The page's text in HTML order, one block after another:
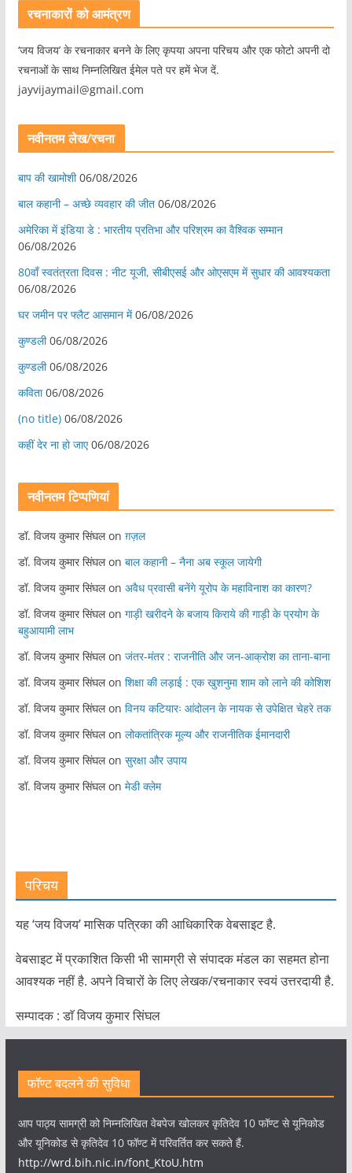
रचनाकारों को आमंत्रण
‘जय विजय’ के रचनाकार बनने के लिए कृपया अपना परिचय और एक फोटो अपनी दो
रचनाओं के साथ निम्नलिखित ईमेल पते पर हमें भेज दें.
jayvijaymail@gmail.com
नवीनतम लेख/रचना
बाप की खामोशी 06/08/2026
बाल कहानी – अच्छे व्यवहार की जीत 06/08/2026
अमेरिका में इंडिया डे : भारतीय प्रतिभा और परिश्रम का वैश्विक सम्मान
06/08/2026
80वाँ स्वतंत्रता दिवस : नीट यूजी, सीबीएसई और ओएसएम में सुधार की आवश्यकता
06/08/2026
घर जमीन पर फ्लैट आसमान में 06/08/2026
कुण्डली 06/08/2026
कुण्डली 06/08/2026
कविता 06/08/2026
(no title) 06/08/2026
कहीं देर ना हो जाए 06/08/2026
नवीनतम टिप्पणियां
डॉ. विजय कुमार सिंघलon ग़ज़ल
डॉ. विजय कुमार सिंघलon बाल कहानी – नैना अब स्कूल जायेगी
डॉ. विजय कुमार सिंघलon अवैध प्रवासी बनेंगे यूरोप के महाविनाश का कारण?
डॉ. विजय कुमार सिंघलon गाड़ी खरीदने के बजाय किराये की गाड़ी के प्रयोग के
बहुआयामी लाभ
डॉ. विजय कुमार सिंघलon जंतर-मंतर : राजनीति और जन-आक्रोश का ताना-बाना
डॉ. विजय कुमार सिंघलon शिक्षा की लड़ाई : एक खुशनुमा शाम को लाने की कोशिश
डॉ. विजय कुमार सिंघलon विनय कटियारः आंदोलन के नायक से उपेक्षित चेहरे तक
डॉ. विजय कुमार सिंघलon लोकतांत्रिक मूल्य और राजनीतिक ईमानदारी
डॉ. विजय कुमार सिंघलon सुरक्षा और उपाय
डॉ. विजय कुमार सिंघलon मेडी क्लेम
परिचय
यह ‘जय विजय’ मासिक पत्रिका की आधिकारिक वेबसाइट है.
वेबसाइट में प्रकाशित किसी भी सामग्री से संपादक मंडल का सहमत होना
आवश्यक नहीं है. अपने विचारों के लिए लेखक/रचनाकार स्वयं उत्तरदायी है.
सम्पादक : डाॅ विजय कुमार सिंघल
फॉण्ट बदलने की सुविधा
आप पाठ्य सामग्री को निम्नलिखित वेबपेज खोलकर कृतिदेव 10 फॉण्ट से यूनिकोड
और यूनिकोड से कृतिदेव 10 फॉण्ट में परिवर्तित कर सकते हैं.
http://wrd.bih.nic.in/font_KtoU.htm